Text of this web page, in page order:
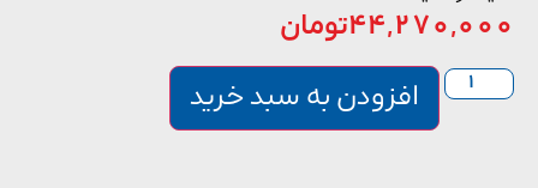
تومان
افزودن به سبد خرید